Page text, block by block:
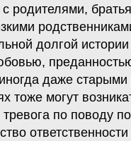
родителями,
долгой
даже
тоже могут
по поводу